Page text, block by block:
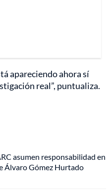
apareciendo ahora sí
real”, puntualiza.
asumen responsabilidad en
Álvaro Gómez Hurtado